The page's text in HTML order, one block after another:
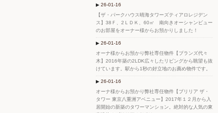
26-01-16
【ザ・パークハウス晴海タワーズティアロレジデン
ス】38Ｆ、2ＬＤＫ、60㎡ 南向きオーシャンビュー
のお部屋をオーナー様からお預かりしました！
26-01-16
オーナ様からお預かり弊社専任物件【ブランズ代々
木】2016年築の2LDK広々したリビングから眺望も抜
けています。駅から1秒の好立地のお薦め物件です。
26-01-16
オーナ様からお預かり弊社専任物件【ブリリア ザ・
タワー 東京八重洲アベニュー】2017年１２月から入
居開始の新築のタワーマンション。絶対的な人気の東